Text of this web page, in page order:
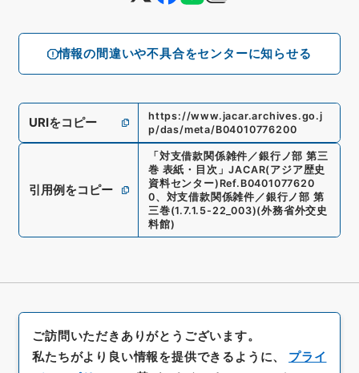
情報の間違いや不具合をセンターに知らせる
URIをコピー
https://www.jacar.archives.go.j
p/das/meta/B04010776200
引用例をコピー
「 対支借款関係雑件／銀行ノ部 第三
巻 表紙・目次 」JACAR(アジア歴史
資料センター) Ref. B0401077620
0、 対支借款関係雑件／銀行ノ部 第
三巻(1.7.1.5-22_003)(外務省外交史
料館)
ご訪問いただきありがとうございます。
私たちがより良い情報を提供できるように、 プライ